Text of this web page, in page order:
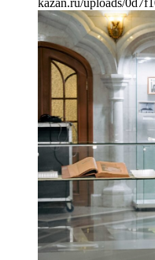
kazan.ru/uploads/